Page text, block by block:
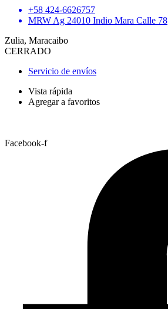
+58 424-6626757
MRW Ag 24010 Indio Mara Calle 78
Zulia, Maracaibo
CERRADO
Servicio de envíos
Vista rápida
Agregar a favoritos
Facebook-f